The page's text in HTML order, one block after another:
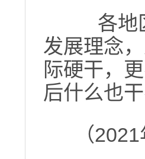
各地区
发展理念
际硬干，
后什么也
（